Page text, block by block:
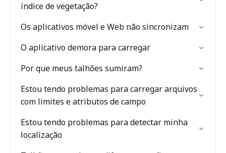
índice de vegetação?
Os aplicativos móvel e Web não sincronizam
O aplicativo demora para carregar
Por que meus talhões sumiram?
Estou tendo problemas para carregar arquivos
com limites e atributos de campo
Estou tendo problemas para detectar minha
localização